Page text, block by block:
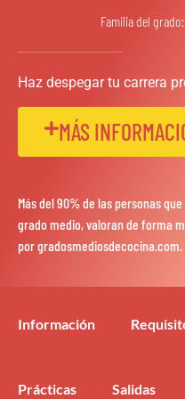
Familia del grado:
Haz despegar tu carrera
MÁS
Más del 90% de las personas
grado medio, valoran de forma
por gradosmediosdecocina.com.
Información
Prácticas Salidas